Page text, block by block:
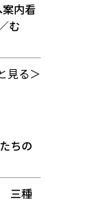
内看
む
見る＞
ちの
三種